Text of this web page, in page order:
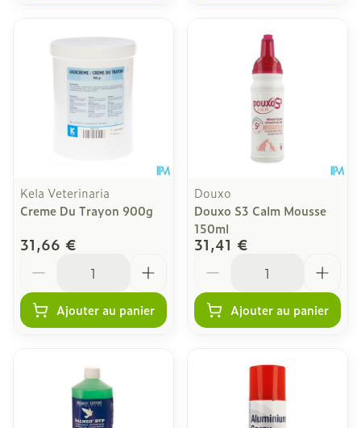
Kela Veterinaria
Creme Du Trayon 900g
31,66 €
Ajouter au panier
Douxo
Douxo S3 Calm Mousse
150ml
31,41 €
Ajouter au panier